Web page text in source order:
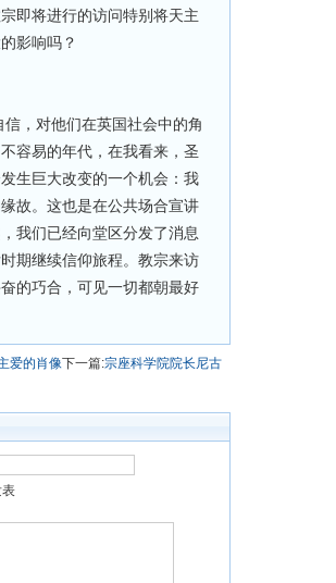
即将进行的访问特别将天主
影响吗？
，对他们在英国社会中的角
容易的年代，在我看来，圣
生巨大改变的一个机会：我
故。这也是在公共场合宣讲
我们已经向堂区分发了消息
期继续信仰旅程。教宗来访
的巧合，可见一切都朝最好
爱的肖像下一篇:宗座科学院院长尼古
表